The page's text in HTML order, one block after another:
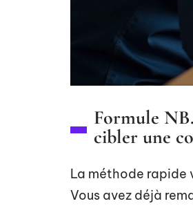
Formule
cibler une
La méthode rapide
Vous avez déjà